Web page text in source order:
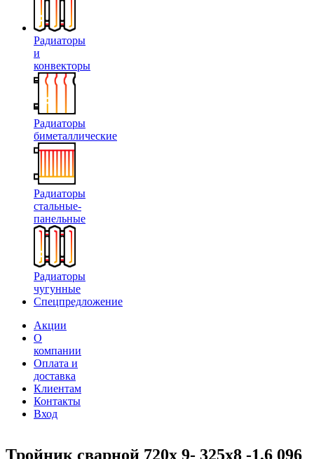
Радиаторы
и
конвекторы
Радиаторы
биметаллические
Радиаторы
стальные-
панельные
Радиаторы
чугунные
Спецпредложение
Акции
О
компании
Оплата и
доставка
Клиентам
Контакты
Вход
Тройник сварной 720х 9- 325х8 -1,6 096